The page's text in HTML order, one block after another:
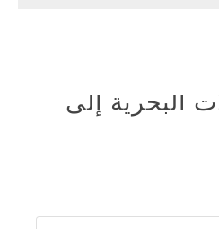
البحرية إلى